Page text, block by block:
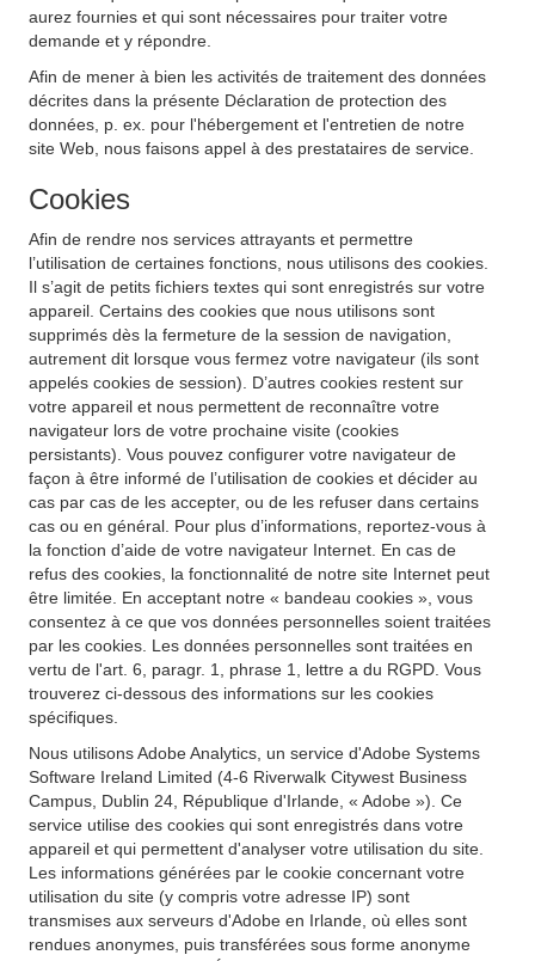
aurez fournies et qui sont nécessaires pour traiter votre
demande et y répondre.
Afin de mener à bien les activités de traitement des données
décrites dans la présente Déclaration de protection des
données, p. ex. pour l'hébergement et l'entretien de notre
site Web, nous faisons appel à des prestataires de service.
Cookies
Afin de rendre nos services attrayants et permettre
l’utilisation de certaines fonctions, nous utilisons des cookies.
Il s’agit de petits fichiers textes qui sont enregistrés sur votre
appareil. Certains des cookies que nous utilisons sont
supprimés dès la fermeture de la session de navigation,
autrement dit lorsque vous fermez votre navigateur (ils sont
appelés cookies de session). D’autres cookies restent sur
votre appareil et nous permettent de reconnaître votre
navigateur lors de votre prochaine visite (cookies
persistants). Vous pouvez configurer votre navigateur de
façon à être informé de l’utilisation de cookies et décider au
cas par cas de les accepter, ou de les refuser dans certains
cas ou en général. Pour plus d’informations, reportez-vous à
la fonction d’aide de votre navigateur Internet. En cas de
refus des cookies, la fonctionnalité de notre site Internet peut
être limitée. En acceptant notre « bandeau cookies », vous
consentez à ce que vos données personnelles soient traitées
par les cookies. Les données personnelles sont traitées en
vertu de l'art. 6, paragr. 1, phrase 1, lettre a du RGPD. Vous
trouverez ci-dessous des informations sur les cookies
spécifiques.
Nous utilisons Adobe Analytics, un service d'Adobe Systems
Software Ireland Limited (4-6 Riverwalk Citywest Business
Campus, Dublin 24, République d'Irlande, « Adobe »). Ce
service utilise des cookies qui sont enregistrés dans votre
appareil et qui permettent d'analyser votre utilisation du site.
Les informations générées par le cookie concernant votre
utilisation du site (y compris votre adresse IP) sont
transmises aux serveurs d'Adobe en Irlande, où elles sont
rendues anonymes, puis transférées sous forme anonyme